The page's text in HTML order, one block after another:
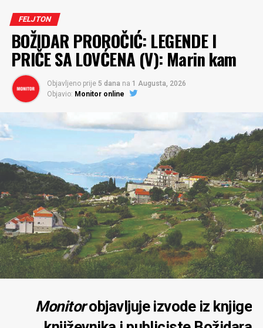
FELJTON
BOŽIDAR PROROČIĆ: LEGENDE I
PRIČE SA LOVĆENA (V): Marin kam
Objavljeno prije 5 dana na 1 Augusta, 2026
Objavio: Monitor online
Monitorobjavljuje izvode iz knjige